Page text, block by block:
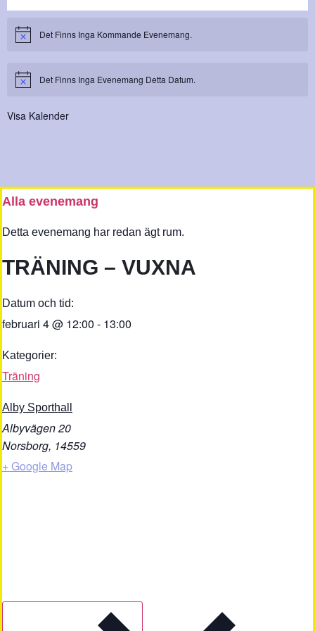
Notis Det Finns Inga Kommande Evenemang.
Notis Det Finns Inga Evenemang Detta Datum.
Visa Kalender
Alla evenemang
Detta evenemang har redan ägt rum.
TRÄNING – VUXNA
Datum och tid:
februari 4@ 12:00 - 13:00
Kategorier:
Träning
Alby Sporthall
Albyvägen 20
Norsborg, 14559
+ Google Map